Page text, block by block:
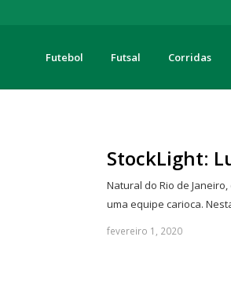
Futebol Futsal Corridas
StockLight:
Natural do Rio de
uma equipe carioca.
fevereiro 1, 2020